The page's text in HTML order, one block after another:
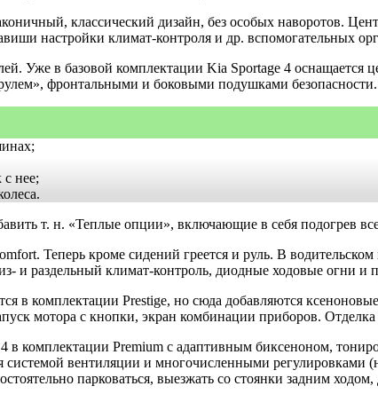
классический дизайн, без особых наворотов.
настройки климат-контроля и др. вспомогательных
Уже в базовой комплектации Kia Sportage 4
фронтальными и боковыми подушками
с нее;
т. н. «Теплые опции», включающие в себя подогрев
Теперь кроме сидений греется и руль. В
и раздельный климат-контроль, диодные ходовые огни и
в комплектации Prestige, но сюда добавляются
мотора с кнопки, экран комбинации приборов.
в комплектации Premium с адаптивным биксеноном,
системой вентиляции и многочисленными
парковаться, выезжать со стоянки задним